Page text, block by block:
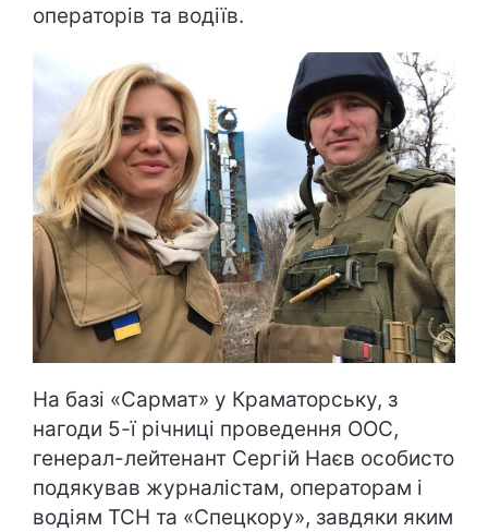
операторів та водіїв.
На базі «Сармат» у Краматорську, з
нагоди 5-ї річниці проведення ООС,
генерал-лейтенант Сергій Наєв особисто
подякував журналістам, операторам і
водіям ТСН та «Спецкору», завдяки яким